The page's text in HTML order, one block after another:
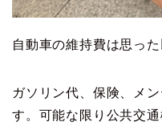
自動車の維持費は思っ
ガソリン代、保険、メ
す。可能な限り公共交